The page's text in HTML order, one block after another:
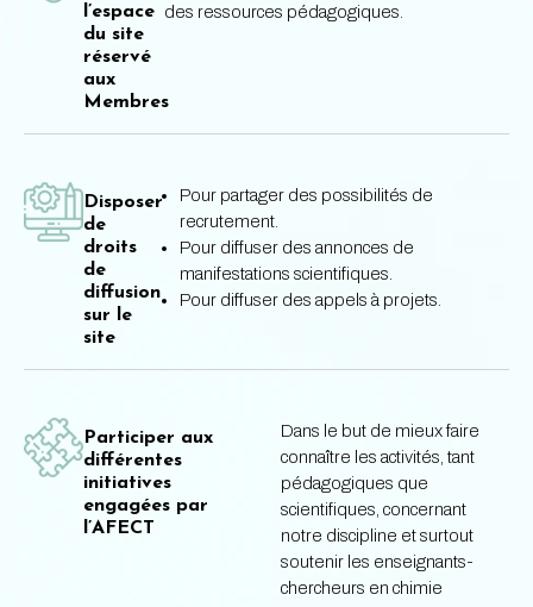
l’espace
du site
réservé
aux
Membres
des ressources pédagogiques.
Disposer
de
droits
de
diffusion
sur le
site
Pour partager des possibilités de
recrutement.
Pour diffuser des annonces de
manifestations scientifiques.
Pour diffuser des appels à projets.
Participer aux
différentes
initiatives
engagées par
l’AFECT
Dans le but de mieux faire
connaître les activités, tant
pédagogiques que
scientifiques, concernant
notre discipline et surtout
soutenir les enseignants-
chercheurs en chimie